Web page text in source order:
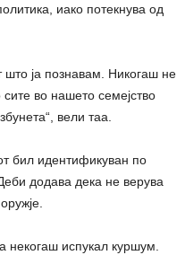
иако потекнува од
што ја познавам. Никогаш не
во нашето семејство
вели таа.
бил идентификуван по
додава дека не верува
некогаш испукал куршум.